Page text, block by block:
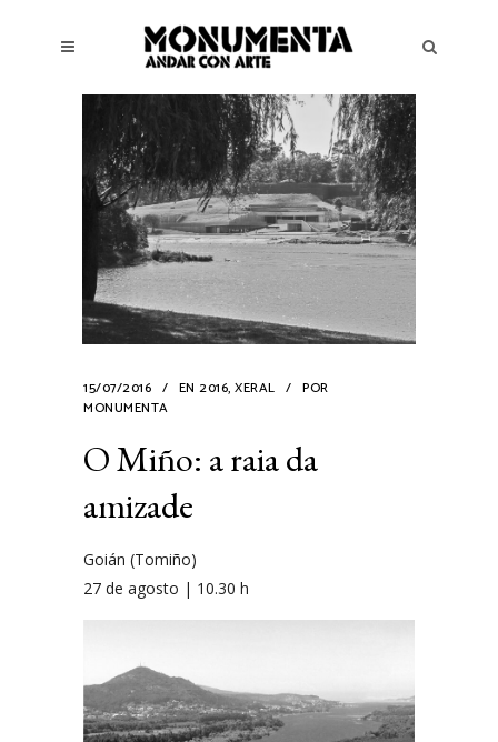
15/07/2016 EN 2016, XERAL
POR
MONUMENTA
O Miño: a raia da
amizade
Goián (Tomiño)
27 de agosto | 10.30 h